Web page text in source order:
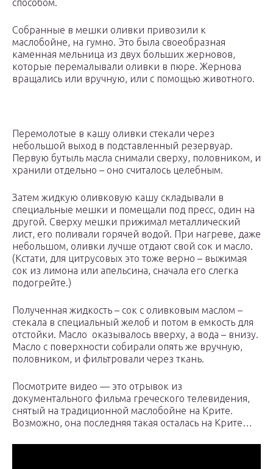
способом.
Собранные в мешки оливки привозили к
маслобойне, на гумно. Это была своеобразная
каменная мельница из двух больших жерновов,
которые перемалывали оливки в пюре. Жернова
вращались или вручную, или с помощью животного.
Перемолотые в кашу оливки стекали через
небольшой выход в подставленный резервуар.
Первую бутыль масла снимали сверху, половником, и
хранили отдельно – оно считалось целебным.
Затем жидкую оливковую кашу складывали в
специальные мешки и помещали под пресс, один на
другой. Сверху мешки прижимал металлический
лист, его поливали горячей водой. При нагреве, даже
небольшом, оливки лучше отдают свой сок и масло.
(Кстати, для цитрусовых это тоже верно – выжимая
сок из лимона или апельсина, сначала его слегка
подогрейте.)
Полученная жидкость – сок с оливковым маслом –
стекала в специальный желоб и потом в емкость для
отстойки. Масло оказывалось вверху, а вода – внизу.
Масло с поверхности собирали опять же вручную,
половником, и фильтровали через ткань.
Посмотрите видео — это отрывок из
документального фильма греческого телевидения,
снятый на традиционной маслобойне на Крите.
Возможно, она последняя такая осталась на Крите…